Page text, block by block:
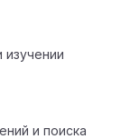
и поиска